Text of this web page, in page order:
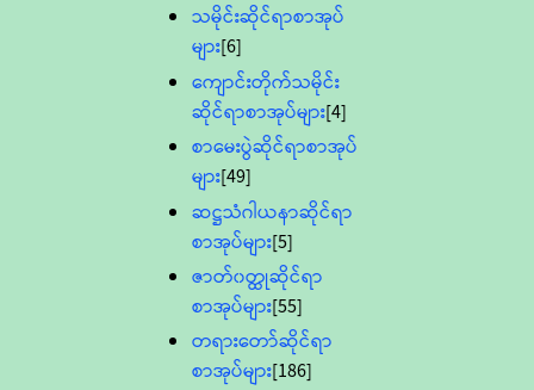
သမိုင်းဆိုင်ရာစာအုပ်
များ[6]
ကျောင်းတိုက်သမိုင်း
ဆိုင်ရာစာအုပ်များ[4]
စာမေးပွဲဆိုင်ရာစာအုပ်
များ[49]
ဆဋ္ဌသံဂါယနာဆိုင်ရာ
စာအုပ်များ[5]
ဇာတ်၀တ္ထုဆိုင်ရာ
စာအုပ်များ[55]
တရားတော်ဆိုင်ရာ
စာအုပ်များ[186]